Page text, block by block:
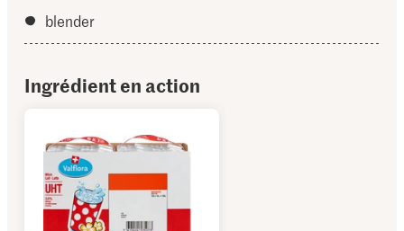
blender
Ingrédient en action